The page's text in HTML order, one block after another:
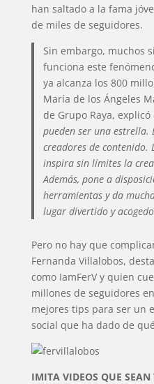
han saltado a la fama
de miles de seguidores.
Sin embargo, muchos
funciona este
ya alcanza los 800
María de los Ángeles
de Grupo Raya, explicó
pueden ser una estrella.
creadores de contenido.
inspira sin límites la
Además, pone a
herramientas y da
lugar divertido y
Pero no hay que
Fernanda Villalobos,
como IamFerV y quien
millones de seguidores
mejores tips para ser un
social que ha dado de
IMITA VIDEOS QUE SEAN